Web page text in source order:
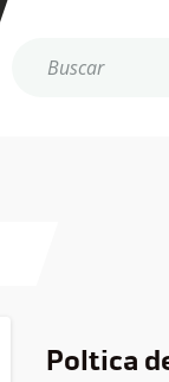
Política